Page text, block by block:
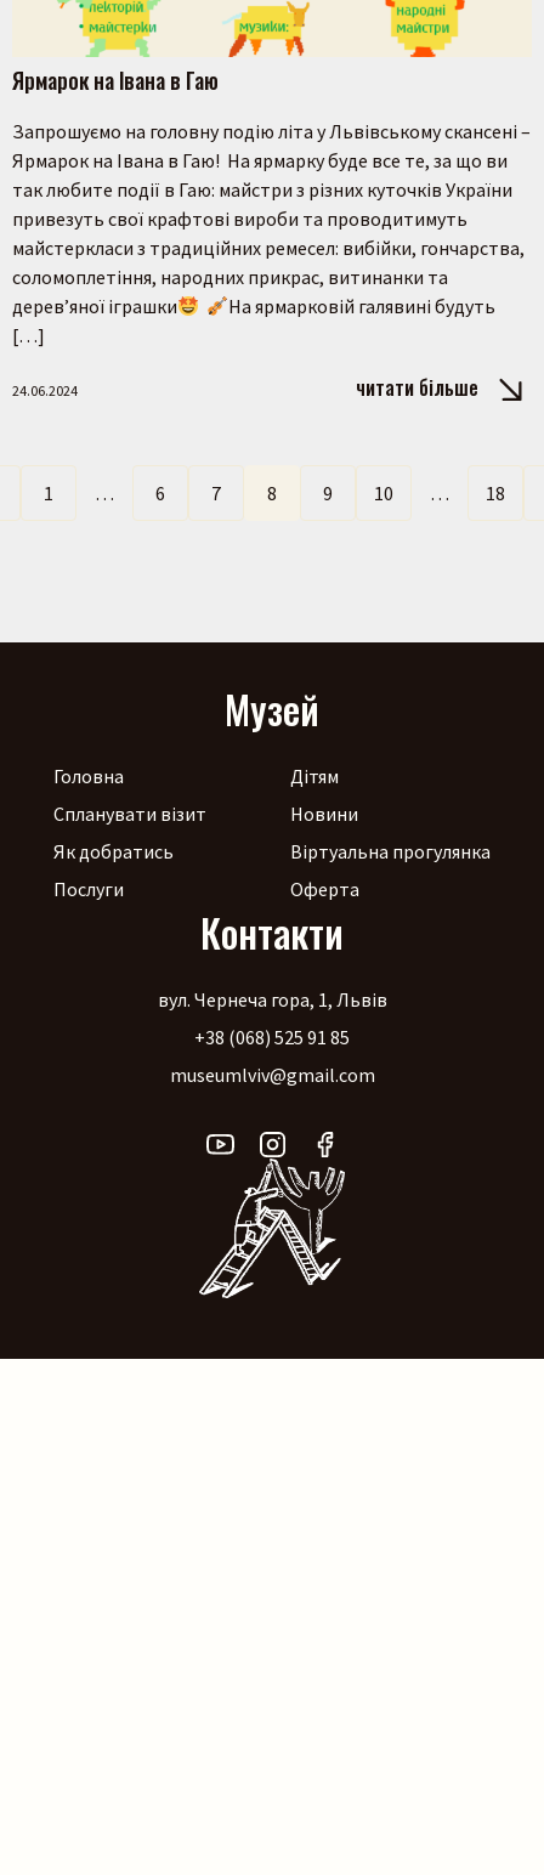
Ярмарок на Івана в Гаю
Запрошуємо на головну подію літа у Львівському скансені –
Ярмарок на Івана в Гаю! На ярмарку буде все те, за що ви
так любите події в Гаю: майстри з різних куточків України
привезуть свої крафтові вироби та проводитимуть
майстеркласи з традиційних ремесел: вибійки, гончарства,
соломоплетіння, народних прикрас, витинанки та
дерев’яної іграшки
На ярмарковій галявині будуть
[…]
24.06.2024 читати більше
1 … 6 7 8 9 10 … 18
Музей
Головна
Спланувати візит
Як добратись
Послуги
Дітям
Новини
Віртуальна прогулянка
Оферта
Контакти
вул. Чернеча гора, 1, Львів
+38 (068) 525 91 85
museumlviv@gmail.com